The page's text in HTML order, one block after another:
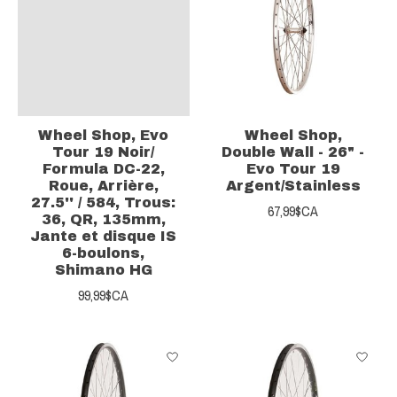
Wheel Shop, Evo
Tour 19 Noir/
Formula DC-22,
Roue, Arrière,
27.5'' / 584, Trous:
36, QR, 135mm,
Jante et disque IS
6-boulons,
Shimano HG
99,99$CA
Wheel Shop,
Double Wall - 26" -
Evo Tour 19
Argent/Stainless
67,99$CA